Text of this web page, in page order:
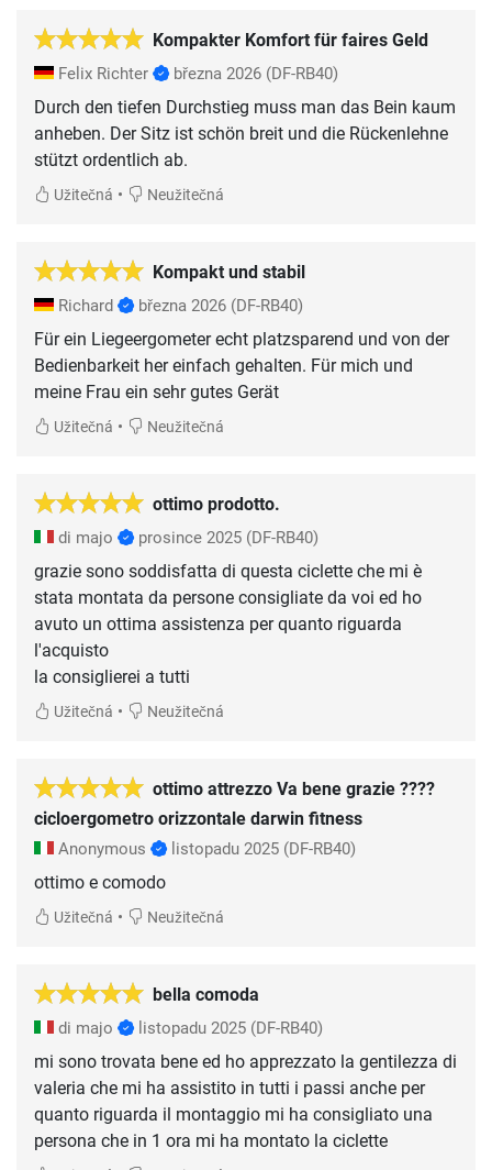
Kompakter Komfort für faires Geld
Felix Richter března 2026 (DF-RB40)
Durch den tiefen Durchstieg muss man das Bein kaum
anheben. Der Sitz ist schön breit und die Rückenlehne
stützt ordentlich ab.
Užitečná • Neužitečná
Kompakt und stabil
Richard března 2026 (DF-RB40)
Für ein Liegeergometer echt platzsparend und von der
Bedienbarkeit her einfach gehalten. Für mich und
meine Frau ein sehr gutes Gerät
Užitečná • Neužitečná
ottimo prodotto.
di majo prosince 2025 (DF-RB40)
grazie sono soddisfatta di questa ciclette che mi è
stata montata da persone consigliate da voi ed ho
avuto un ottima assistenza per quanto riguarda
l'acquisto
la consiglierei a tutti
Užitečná • Neužitečná
ottimo attrezzo Va bene grazie ????
cicloergometro orizzontale darwin fitness
Anonymous listopadu 2025 (DF-RB40)
ottimo e comodo
Užitečná • Neužitečná
bella comoda
di majo listopadu 2025 (DF-RB40)
mi sono trovata bene ed ho apprezzato la gentilezza di
valeria che mi ha assistito in tutti i passi anche per
quanto riguarda il montaggio mi ha consigliato una
persona che in 1 ora mi ha montato la ciclette